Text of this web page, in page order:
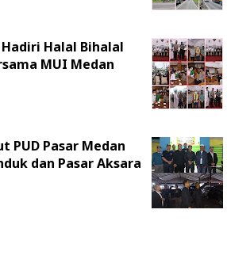
Halal Bihalal
MUI Medan
PUD Pasar Medan
dan Pasar Aksara